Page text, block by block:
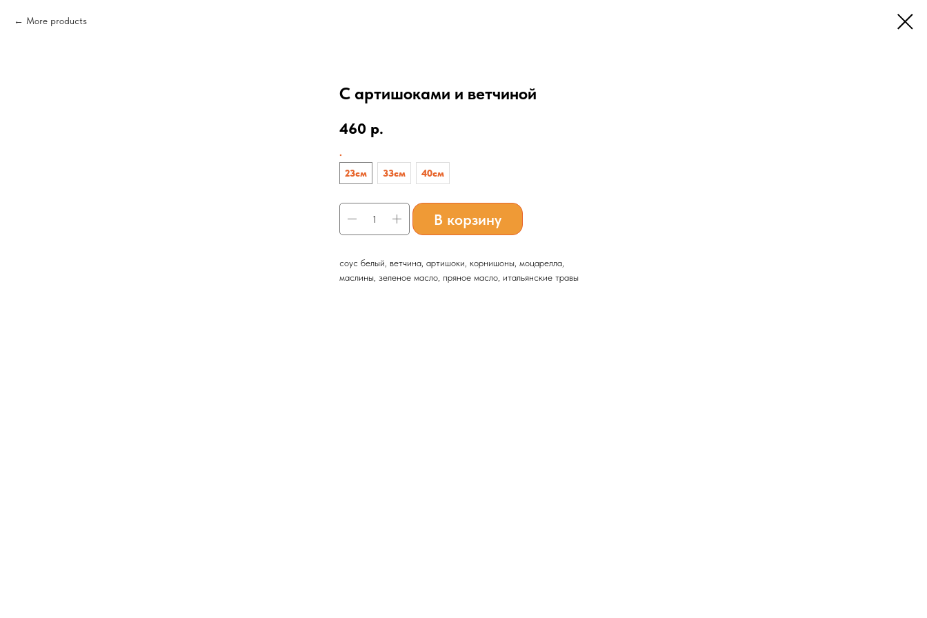
More products
С артишоками и ветчиной
460 р.
.
23см
33см 40см
В корзину
соус белый, ветчина, артишоки, корнишоны, моцарелла,
маслины, зеленое масло, пряное масло, итальянские травы